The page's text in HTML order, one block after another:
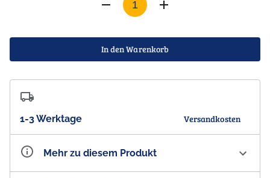
In den Warenkorb
1-3 Werktage Versandkosten
Mehr zu diesem Produkt